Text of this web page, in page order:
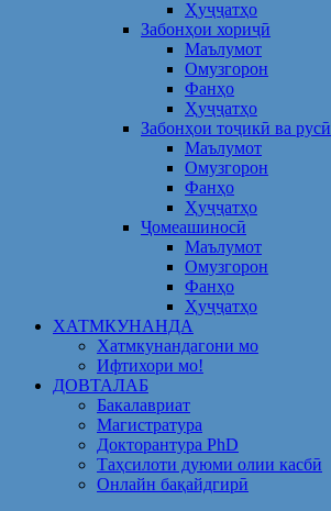
Ҳуҷҷатҳо
Забонҳои хориҷӣ
Маълумот
Омузгорон
Фанҳо
Ҳуҷҷатҳо
Забонҳои тоҷикӣ ва русӣ
Маълумот
Омузгорон
Фанҳо
Ҳуҷҷатҳо
Ҷомеашиносӣ
Маълумот
Омузгорон
Фанҳо
Ҳуҷҷатҳо
ХАТМКУНАНДА
Хатмкунандагони мо
Ифтихори мо!
ДОВТАЛАБ
Бакалавриат
Магистратура
Докторантура PhD
Таҳсилоти дуюми олии касбӣ
Онлайн бақайдгирӣ